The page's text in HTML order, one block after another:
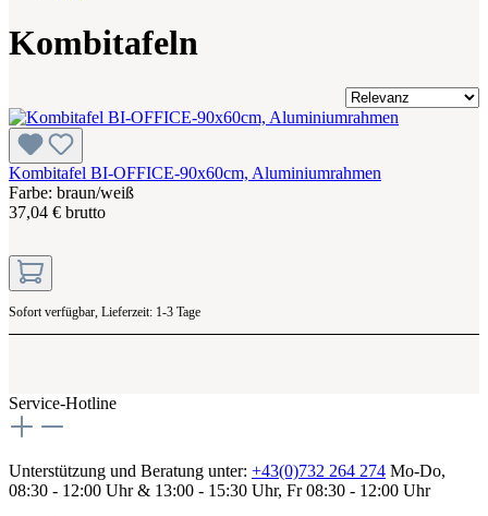
Kombitafeln
Kombitafel BI-OFFICE-90x60cm, Aluminiumrahmen
Farbe: braun/weiß
37,04 € brutto
Sofort verfügbar, Lieferzeit: 1-3 Tage
Service-Hotline
Unterstützung und Beratung unter: +43(0)732 264 274 Mo-Do,
08:30 - 12:00 Uhr & 13:00 - 15:30 Uhr, Fr 08:30 - 12:00 Uhr